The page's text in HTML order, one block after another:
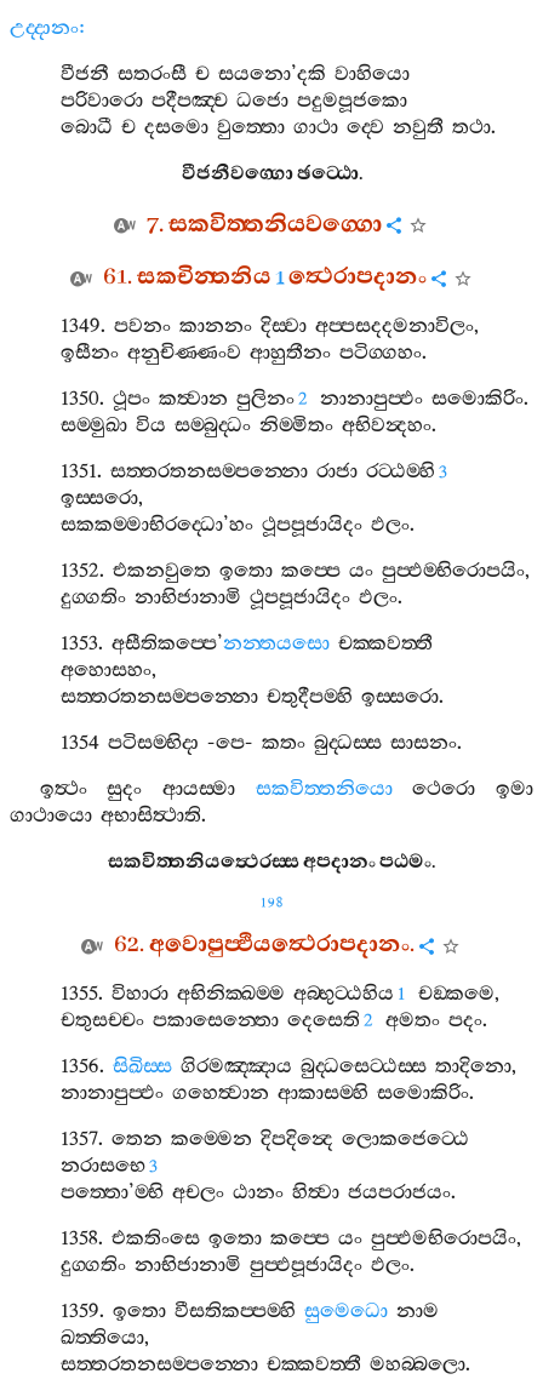
උද‍්දානං:
වීජනී සතරංසී ච සයනො’දකි වාහියො
පරිවාරො පදීපඤ‍්ච ධජො පදුමපූජකො
බොධී ච දසමො වුත‍්තො ගාථා ද‍්වෙ නවුතී තථා.
වීජනීවග‍්ගොඡට‍්ඨො.
7.සකවිත‍්තනියවග‍්ගො
61.සකචින‍්තනිය1ත්‍ථෙරාපදානං
1349.පවනං කානනං දිස‍්වා අප‍්පසදදමනාවිලං,
ඉසීනං අනුචිණ‍්ණංව ආහුතීනං පටිග‍්ගහං.
1350.ථූපං කත්‍වාන පුලිනං2 නානාපුප‍්ඵං සමොකිරිං.
සම‍්මුඛා විය සම‍්බුද‍්ධං නිම‍්මිතං අභිවන්‍දහං.
1351.සත‍්තරතනසම‍්පන‍්නො රාජා රට‍්ඨම‍්හි 3
ඉස‍්සරො,
සකකම‍්මාභිරද‍්ධො’හං ථූපපූජායිදං ඵලං.
1352.එකනවුතෙ ඉතො කප‍්පෙ යං පුප‍්ඵම‍්භිරොපයිං,
දුග‍්ගතිං නාභිජානාමි ථූපපූජායිදං ඵලං.
1353.අසීතිකප‍්පෙ’නන‍්තයසො චක‍්කවත‍්තී
අහොසහං,
සත‍්තරතනසම‍්පන‍්නො චතුදීපම‍්හි ඉස‍්සරො.
1354පටිසම‍්භිදා -පෙ-කතං බුද‍්ධස‍්ස සාසනං.
ඉත්‍ථං
සුදං ආයස‍්මා සකවිත‍්තනියො ථෙරො
ඉමා
ගාථායො අභාසිත්‍ථාති.
සකවිත‍්තනියත්‍ථෙරස‍්සඅපදානංපඨමං.
198
62.අවොපුප‍්ඵියත්‍ථෙරාපදානං.
1355.විහාරා අභිනික‍්ඛම‍්ම අබ‍්භුට‍්ඨහිය 1 චඞ‍්කමෙ,
චතුසච‍්චං පකාසෙන‍්තො දෙසෙති 2 අමතං පදං.
1356.සිඛිස‍්ස ගිරමඤ‍්ඤාය බුද‍්ධසෙට‍්ඨස‍්ස තාදිනො,
නානාපුප‍්ඵං ගහෙත්‍වාන ආකාසම‍්හි සමොකිරිං.
1357.තෙන කම‍්මෙන දිපදින්‍දෙ ලොකජෙට‍්ඨෙ
නරාසභෙ3
පත‍්තො’ම‍්භි අචලං ඨානං හිත්‍වා ජයපරාජයං.
1358.එකතිංසෙ ඉතො කප‍්පෙ යං පුප‍්ඵමභිරොපයිං,
දුග‍්ගතිං නාභිජානාමි පුප‍්ඵපූජායිදං ඵලං.
1359.ඉතො වීසතිකප‍්පම‍්හි සුමෙධො නාම
ඛත‍්තියො,
සත‍්තරතනසම‍්පන‍්නො චක‍්කවත‍්තී මහබ‍්බලො.